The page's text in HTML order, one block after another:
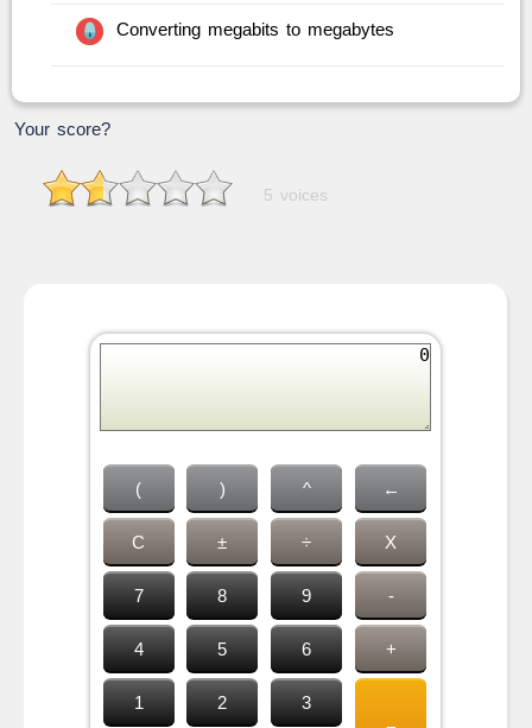
Converting megabits to megabytes
Your score?
5 voices
( ) ^ ←
C ± ÷ X
7 8 9 -
4 5 6 +
1 2
3